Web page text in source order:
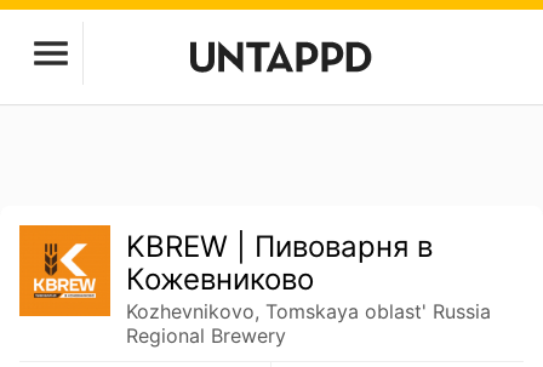
KBREW | Пивоварня в
Кожевниково
Kozhevnikovo, Tomskaya oblast' Russia
Regional Brewery